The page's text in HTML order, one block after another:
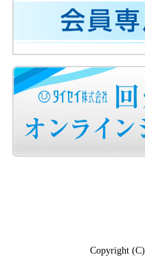
Copyright (C)